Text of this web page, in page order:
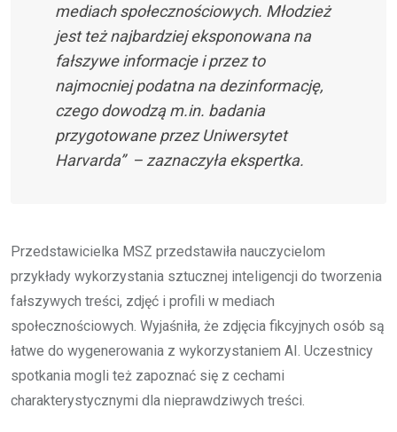
mediach społecznościowych. Młodzież
jest też najbardziej eksponowana na
fałszywe informacje i przez to
najmocniej podatna na dezinformację,
czego dowodzą m.in. badania
przygotowane przez Uniwersytet
Harvarda” – zaznaczyła ekspertka.
Przedstawicielka MSZ przedstawiła nauczycielom
przykłady wykorzystania sztucznej inteligencji do tworzenia
fałszywych treści, zdjęć i profili w mediach
społecznościowych. Wyjaśniła, że zdjęcia fikcyjnych osób są
łatwe do wygenerowania z wykorzystaniem AI. Uczestnicy
spotkania mogli też zapoznać się z cechami
charakterystycznymi dla nieprawdziwych treści.